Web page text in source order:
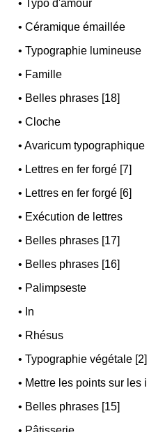
•Typo d'amour
•Céramique émaillée
•Typographie lumineuse
• Famille
• Belles phrases [18]
•Cloche
•Avaricum typographique
• Lettres en fer forgé [7]
• Lettres en fer forgé [6]
• Exécution de lettres
• Belles phrases [17]
• Belles phrases [16]
• Palimpseste
• In
• Rhésus
•Typographie végétale [2]
• Mettre les points sur les i
• Belles phrases [15]